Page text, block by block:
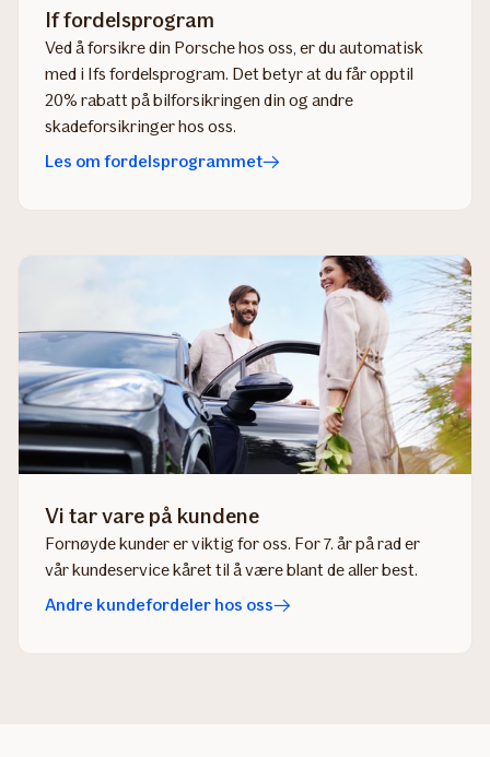
If fordelsprogram
Ved å forsikre din Porsche hos oss, er du automatisk
med i Ifs fordelsprogram. Det betyr at du får opptil
20% rabatt på bilforsikringen din og andre
skadeforsikringer hos oss.
Les om fordelsprogrammet
Vi tar vare på kundene
Fornøyde kunder er viktig for oss. For 7. år på rad er
vår kundeservice kåret til å være blant de aller best.
Andre kundefordeler hos oss